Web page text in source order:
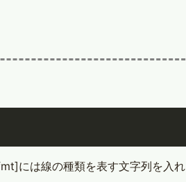
には線の種類を表す文字列を入